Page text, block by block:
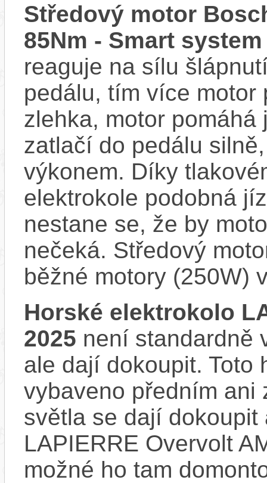
Středový motor
85Nm - Smart system
reaguje na sílu
pedálu, tím více motor
zlehka, motor
zatlačí do pedálu
výkonem. Díky
elektrokole podobná
nestane se, že by
nečeká. Středový
běžné motory (250W)
Horské elektrokolo
2025 není standardně
ale dají dokoupit. Toto
vybaveno předním ani
světla se dají dokoupit
LAPIERRE Overvolt
možné ho tam